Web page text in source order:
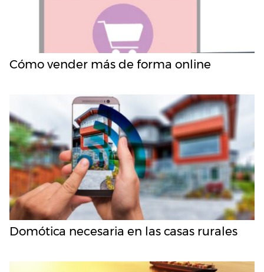
Cómo vender más de forma online
Domótica necesaria en las casas rurales